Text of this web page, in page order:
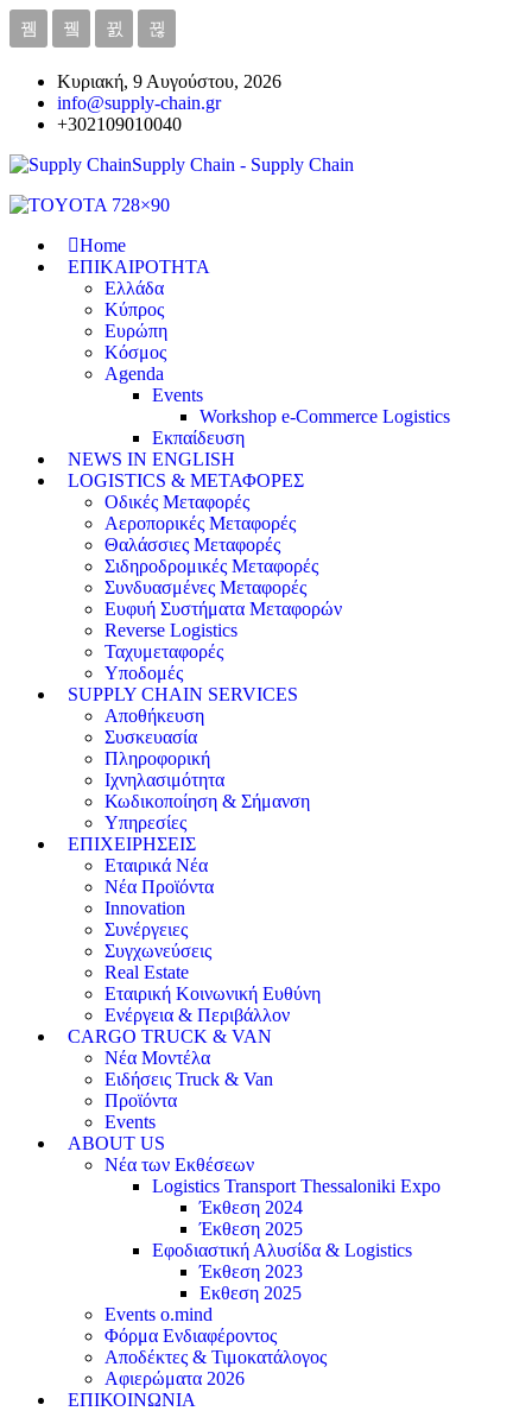
Κυριακή, 9 Αυγούστου, 2026
info@supply-chain.gr
+302109010040
Supply Chain - Supply Chain
Home
ΕΠΙΚΑΙΡΟΤΗΤΑ
Ελλάδα
Κύπρος
Ευρώπη
Κόσμος
Agenda
Events
Workshop e-Commerce Logistics
Εκπαίδευση
NEWS IN ENGLISH
LOGISTICS & ΜΕΤΑΦΟΡΕΣ
Οδικές Μεταφορές
Αεροπορικές Μεταφορές
Θαλάσσιες Μεταφορές
Σιδηροδρομικές Μεταφορές
Συνδυασμένες Μεταφορές
Ευφυή Συστήματα Μεταφορών
Reverse Logistics
Ταχυμεταφορές
Υποδομές
SUPPLY CHAIN SERVICES
Αποθήκευση
Συσκευασία
Πληροφορική
Ιχνηλασιμότητα
Κωδικοποίηση & Σήμανση
Υπηρεσίες
ΕΠΙΧΕΙΡΗΣΕΙΣ
Εταιρικά Νέα
Νέα Προϊόντα
Innovation
Συνέργειες
Συγχωνεύσεις
Real Estate
Εταιρική Κοινωνική Ευθύνη
Ενέργεια & Περιβάλλον
CARGO TRUCK & VAN
Νέα Μοντέλα
Ειδήσεις Truck & Van
Προϊόντα
Events
ABOUT US
Νέα των Εκθέσεων
Logistics Transport Thessaloniki Expo
Έκθεση 2024
Έκθεση 2025
Εφοδιαστική Αλυσίδα & Logistics
Έκθεση 2023
Εκθεση 2025
Events o.mind
Φόρμα Ενδιαφέροντος
Αποδέκτες & Τιμοκατάλογος
Αφιερώματα 2026
ΕΠΙΚΟΙΝΩΝΙΑ